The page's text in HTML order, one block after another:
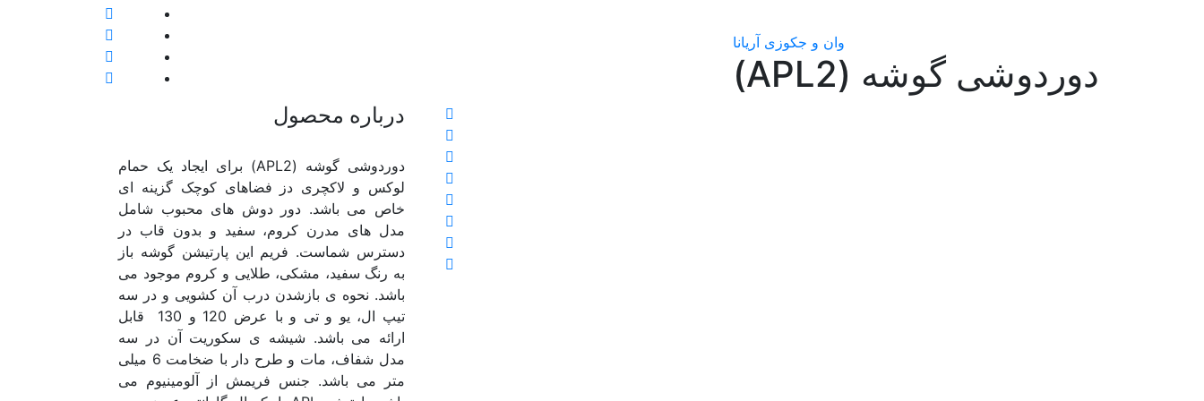
وان و جکوزی آریانا
دوردوشی گوشه (APL2)
درباره محصول
دوردوشی گوشه (APL2) برای ایجاد یک حمام
لوکس و لاکچری دز فضاهای کوچک گزینه ای
خاص می باشد. دور دوش های محبوب شامل
مدل های مدرن کروم، سفید و بدون قاب در
دسترس شماست. فریم این پارتیشن گوشه باز
به رنگ سفید، مشکی، طلایی و کروم موجود می
باشد. نحوه ی بازشدن درب آن کشویی و در سه
تیپ ال، یو و تی و با عرض 120 و 130 قابل
ارائه می باشد. شیشه ی سکوریت آن در سه
مدل شفاف، مات و طرح دار با ضخامت 6 میلی
متر می باشد. جنس فریمش از آلومینیوم می